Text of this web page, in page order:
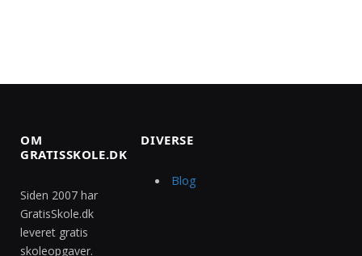
OM
GRATISSKOLE.DK
Siden 2007 har
GratisSkole.dk
leveret gratis
skoleopgaver.
DIVERSE
Blog